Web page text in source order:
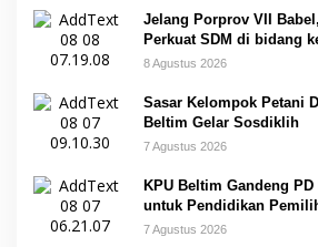
Jelang Porprov VII
Perkuat SDM di bidang
8 Agustus 2026
Sasar Kelompok Petani
Beltim Gelar Sosdiklih
7 Agustus 2026
KPU Beltim Gandeng
untuk Pendidikan
7 Agustus 2026